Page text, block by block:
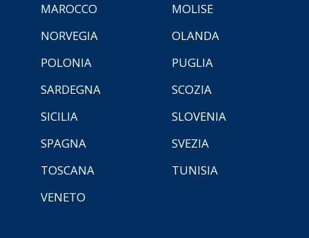
MAROCCO
MOLISE
NORVEGIA
OLANDA
POLONIA
PUGLIA
SARDEGNA
SCOZIA
SICILIA
SLOVENIA
SPAGNA
SVEZIA
TOSCANA
TUNISIA
VENETO